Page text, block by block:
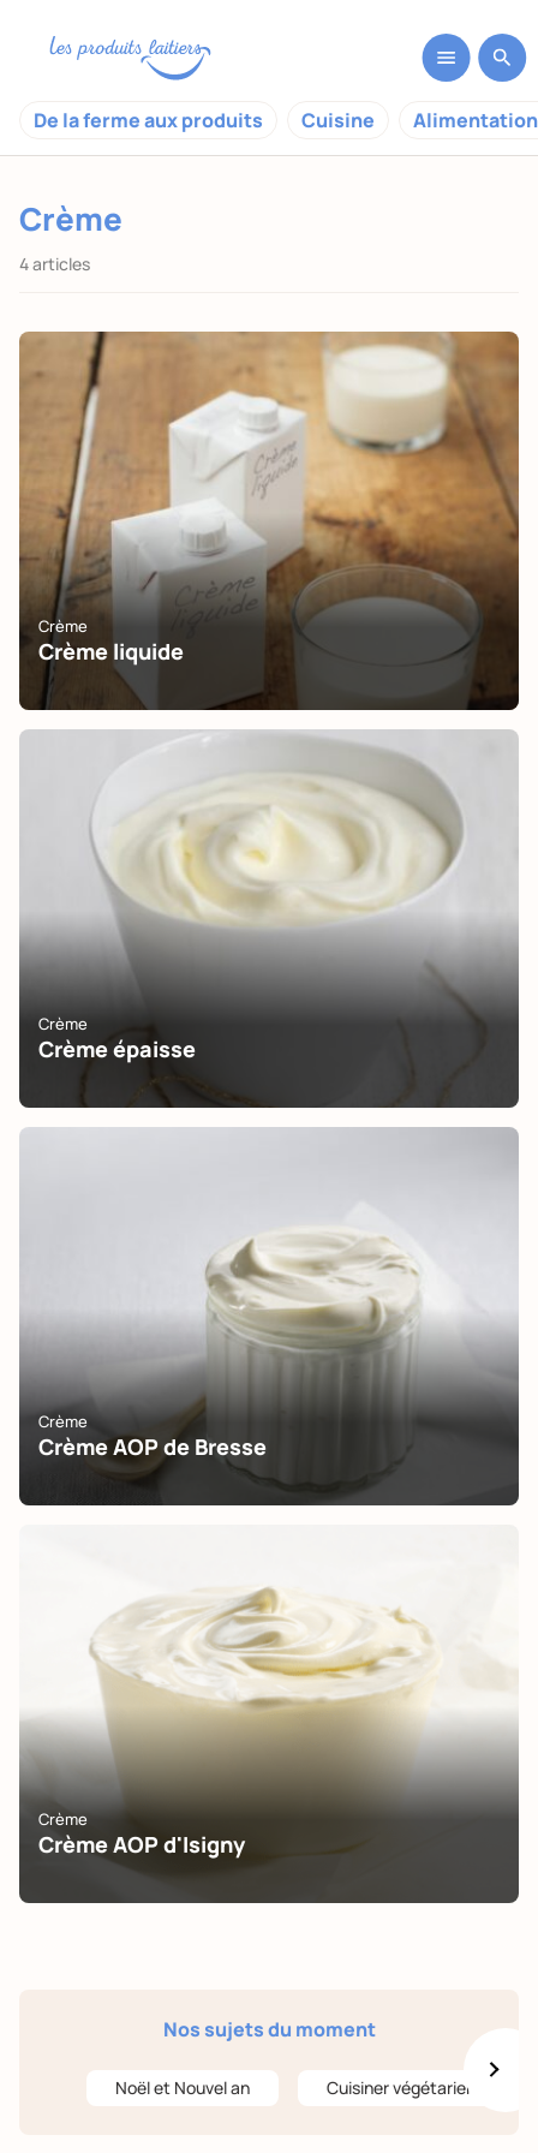
De la ferme aux produits Cuisine
Crème
4 articles
Crème
Crème liquide
Crème
Crème épaisse
Crème
Crème AOP de Bresse
Crème
Crème AOP d'Isigny
Nos sujets du moment
Noël et Nouvel an Cuisiner végétarien